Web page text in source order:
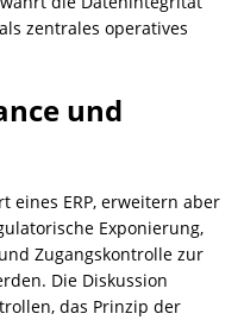
zentrales operatives
und
eines ERP, erweitern aber
Exponierung,
Zugangskontrolle zur
Die Diskussion
das Prinzip der